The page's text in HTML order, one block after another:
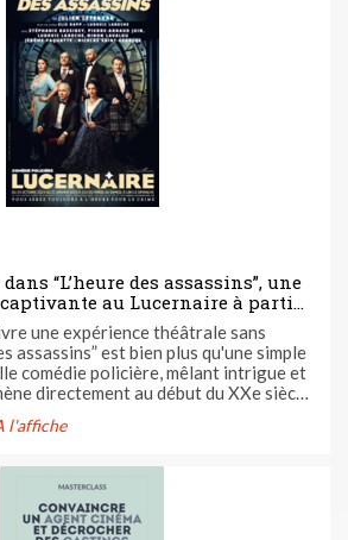
“L’heure des assassins”, une
au Lucernaire à partir
une expérience théâtrale sans
assassins” est bien plus qu'une simple
comédie policière, mêlant intrigue et
directement au début du XXe siècle
pour vous laisser vivre une aventure
l'affiche